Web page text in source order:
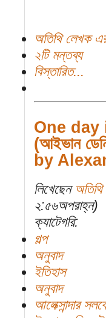
অতিথি লেখক
২টি মন্তব্য
বিস্তারিত...
One
(আইভান
by
লিখেছেন
২:৫৬অপরাহ্ন)
ক্যাটেগরি:
গল্প
অনুবাদ
ইতিহাস
অনুবাদ
আলেক্সান্দার